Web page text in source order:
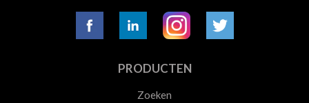
PRODUCTEN
Zoeken